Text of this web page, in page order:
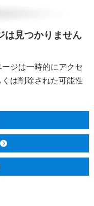
は見つかりません
ジは一時的にアクセ
は削除された可能性